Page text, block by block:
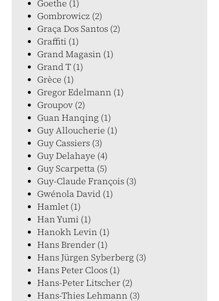
Goethe (1)
Gombrowicz (2)
Graça Dos Santos (2)
Graffiti (1)
Grand Magasin (1)
Grand T (1)
Grèce (1)
Gregor Edelmann (1)
Groupov (2)
Guan Hanqing (1)
Guy Alloucherie (1)
Guy Cassiers (3)
Guy Delahaye (4)
Guy Scarpetta (5)
Guy-Claude François (3)
Gwénola David (1)
Hamlet (1)
Han Yumi (1)
Hanokh Levin (1)
Hans Brender (1)
Hans Jürgen Syberberg (3)
Hans Peter Cloos (1)
Hans-Peter Litscher (2)
Hans-Thies Lehmann (3)